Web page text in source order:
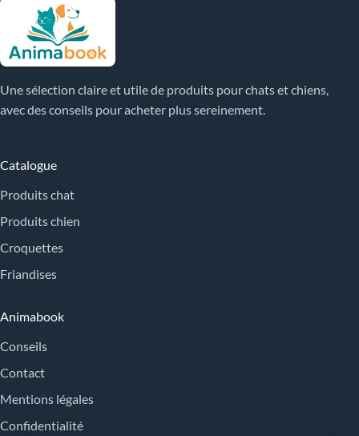
Une sélection claire et utile de produits pour chats et chiens,
avec des conseils pour acheter plus sereinement.
Catalogue
Produits chat
Produits chien
Croquettes
Friandises
Animabook
Conseils
Contact
Mentions légales
Confidentialité